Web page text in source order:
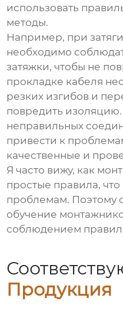
использовать
методы.
Например, при
необходимо
затяжки, чтобы не
прокладке кабеля
резких изгибов и
повредить
неправильных
привести к
качественные и
Я часто вижу, как
простые правила,
проблемам. Поэтому
обучение
соблюдением
Продукция